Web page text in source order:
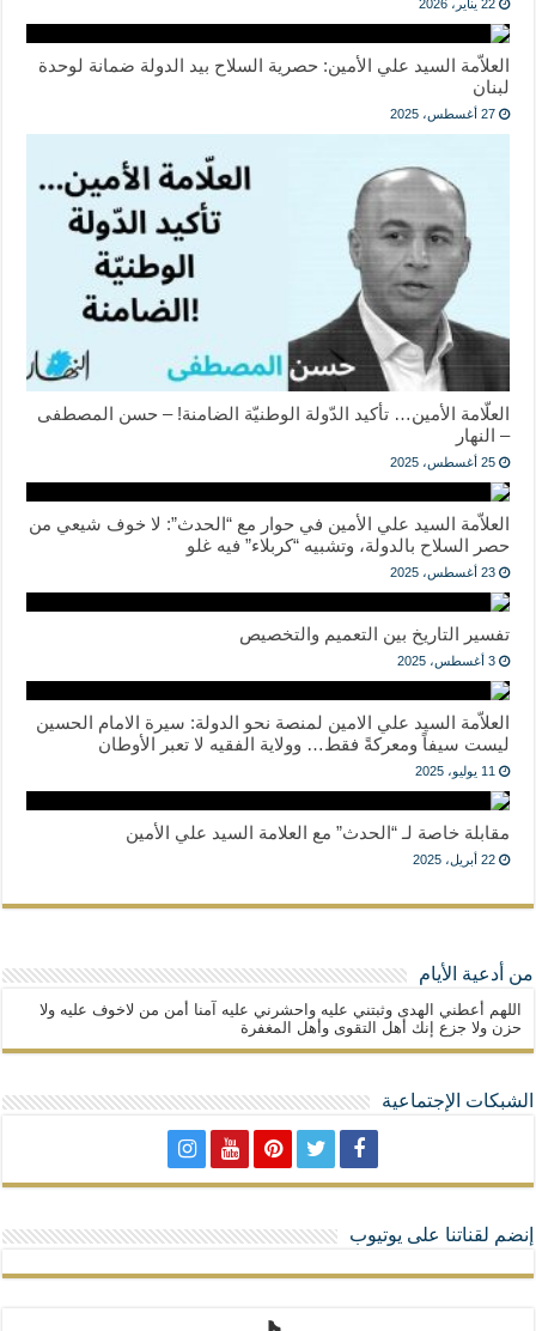
22 يناير، 2026
العلاّمة السيد علي الأمين: حصرية السلاح بيد الدولة ضمانة لوحدة
لبنان
27 أغسطس، 2025
العلّامة الأمين… تأكيد الدّولة الوطنيّة الضامنة! – حسن المصطفى
– النهار
25 أغسطس، 2025
العلاّمة السيد علي الأمين في حوار مع “الحدث”: لا خوف شيعي من
حصر السلاح بالدولة، وتشبيه “كربلاء” فيه غلو
23 أغسطس، 2025
تفسير التاريخ بين التعميم والتخصيص
3 أغسطس، 2025
العلاّمة السيد علي الامين لمنصة نحو الدولة: سيرة الامام الحسين
ليست سيفاً ومعركةً فقط… وولاية الفقيه لا تعبر الأوطان
11 يوليو، 2025
مقابلة خاصة لـ “الحدث” مع العلامة السيد علي الأمين
22 أبريل، 2025
من أدعية الأيام
اللهم أعطني الهدى وثبتني عليه واحشرني عليه آمنا أمن من لاخوف عليه ولا
حزن ولا جزع إنك أهل التقوى وأهل المغفرة
الشبكات الإجتماعية
إنضم لقناتنا على يوتيوب